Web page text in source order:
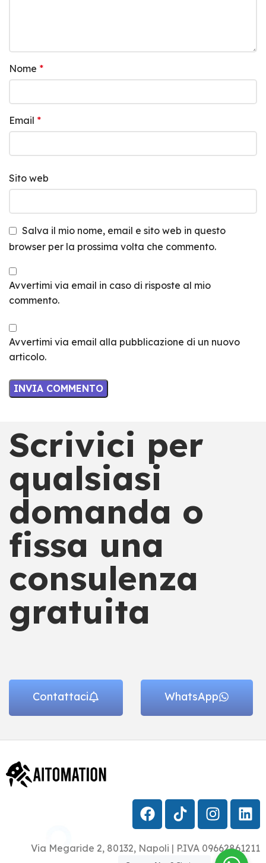
Nome *
Email *
Sito web
Salva il mio nome, email e sito web in questo
browser per la prossima volta che commento.
Avvertimi via email in caso di risposte al mio
commento.
Avvertimi via email alla pubblicazione di un nuovo
articolo.
Scrivici per
qualsiasi
domanda o
fissa una
consulenza
gratuita
Contattaci WhatsApp
Via Megaride 2, 80132, Napoli | P.IVA 09662861211